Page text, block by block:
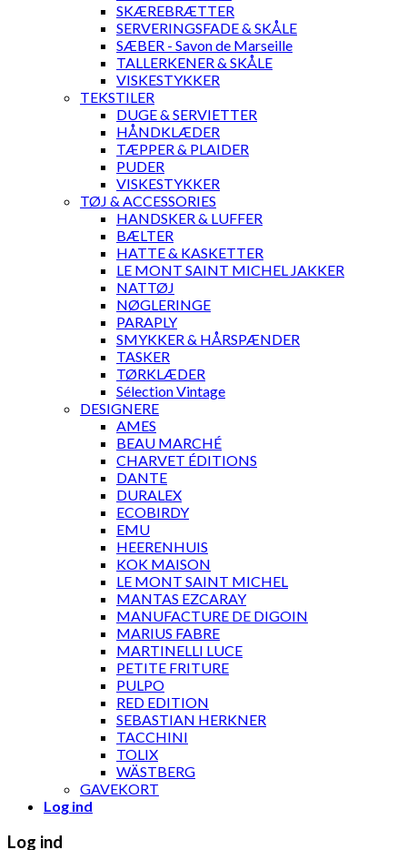
SKÆREBRÆTTER
SERVERINGSFADE & SKÅLE
SÆBER - Savon de Marseille
TALLERKENER & SKÅLE
VISKESTYKKER
TEKSTILER
DUGE & SERVIETTER
HÅNDKLÆDER
TÆPPER & PLAIDER
PUDER
VISKESTYKKER
TØJ & ACCESSORIES
HANDSKER & LUFFER
BÆLTER
HATTE & KASKETTER
LE MONT SAINT MICHEL JAKKER
NATTØJ
NØGLERINGE
PARAPLY
SMYKKER & HÅRSPÆNDER
TASKER
TØRKLÆDER
Sélection Vintage
DESIGNERE
AMES
BEAU MARCHÉ
CHARVET ÉDITIONS
DANTE
DURALEX
ECOBIRDY
EMU
HEERENHUIS
KOK MAISON
LE MONT SAINT MICHEL
MANTAS EZCARAY
MANUFACTURE DE DIGOIN
MARIUS FABRE
MARTINELLI LUCE
PETITE FRITURE
PULPO
RED EDITION
SEBASTIAN HERKNER
TACCHINI
TOLIX
WÄSTBERG
GAVEKORT
Log ind
Log ind